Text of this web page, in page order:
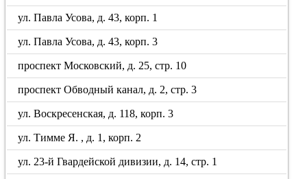
ул. Павла Усова, д. 43, корп. 1
ул. Павла Усова, д. 43, корп. 3
проспект Московский, д. 25, стр. 10
проспект Обводный канал, д. 2, стр. 3
ул. Воскресенская, д. 118, корп. 3
ул. Тимме Я. , д. 1, корп. 2
ул. 23-й Гвардейской дивизии, д. 14, стр. 1